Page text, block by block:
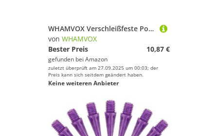
WHAMVOX Verschleißfeste Polyester Schlittschuhschoner Eiskunstlauf Überschuhe Skateschutz für Boots in Lila Schützt vor Kratzern und Schmutz Langlebig und Vielseitig für EIS Rollschuhe
von WHAMVOX
Bester Preis
10,87 €
gefunden bei Amazon
zuletzt überprüft am 27.09.2025 um 00:03; der
Preis kann sich seitdem geändert haben.
Keine weiteren Anbieter